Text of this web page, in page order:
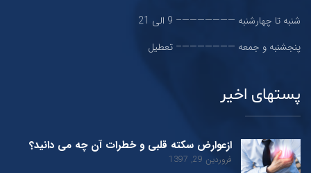
شنبه تا چهارشنبه ———————– 9 الی 21
پنجشنبه و جمعه ———————– تعطیل
پستهای اخیر
ازعوارض سکته قلبی و خطرات آن چه می دانید؟
فروردین 29, 1397